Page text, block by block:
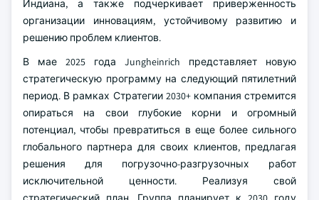
Индиана, а также подчеркивает приверженность
организации инновациям, устойчивому развитию и
решению проблем клиентов.
В мае 2025 года Jungheinrich представляет новую
стратегическую программу на следующий пятилетний
период. В рамках Стратегии 2030+ компания стремится
опираться на свои глубокие корни и огромный
потенциал, чтобы превратиться в еще более сильного
глобального партнера для своих клиентов, предлагая
решения для погрузочно-разгрузочных работ
исключительной ценности. Реализуя свой